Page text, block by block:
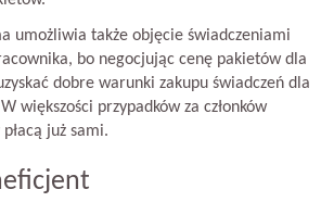
umożliwia także objęcie świadczeniami
bo negocjując cenę pakietów dla
dobre warunki zakupu świadczeń dla
większości przypadków za członków
już sami.